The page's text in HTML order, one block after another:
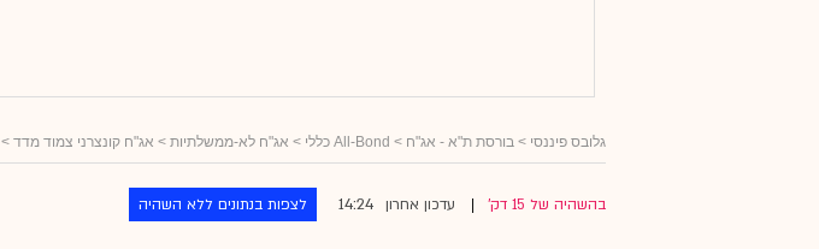
גלובס פיננסי > בורסת ת"א - אג"ח > All-Bond כללי > אג"ח לא-ממשלתיות > אג"ח קונצרני צמוד מדד >
בהשהיה של 15 דק' עדכון אחרון 14:24 לצפות בנתונים ללא השהיה